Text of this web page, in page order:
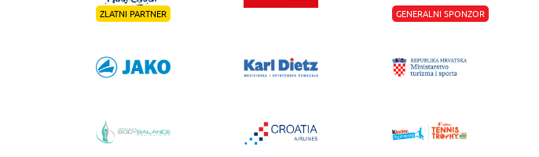
ZLATNI PARTNER GENERALNI SPONZOR